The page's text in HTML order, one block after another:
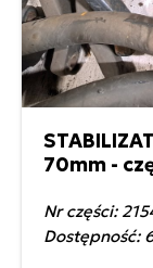
70mm -
Nr części:
Dostępność: